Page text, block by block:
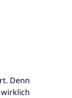
Denn